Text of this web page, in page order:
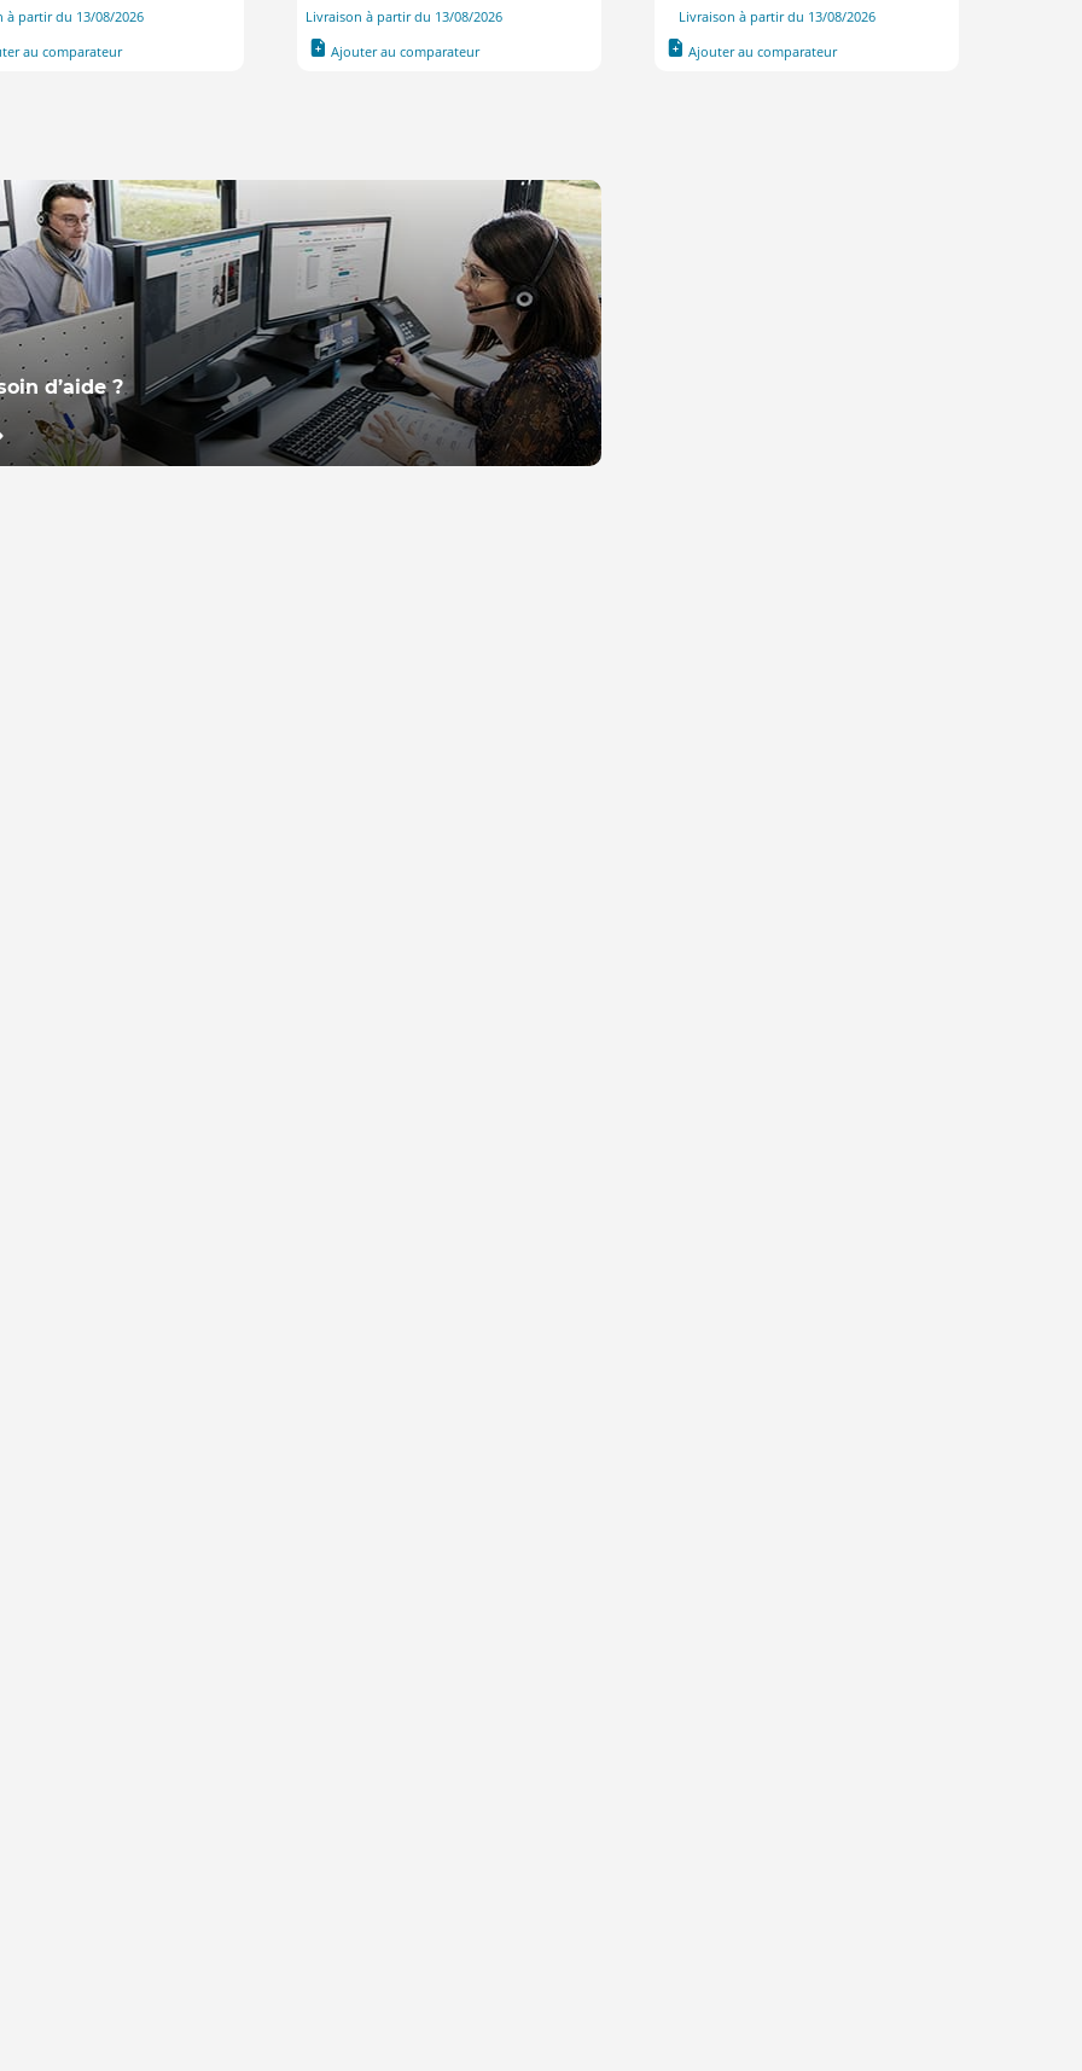
à partir du 13/08/2026
au comparateur
Livraison à partir du 13/08/2026
Ajouter au comparateur
Livraison à partir du 13/08/2026
Ajouter au comparateur
d’aide ?
équipe, basée en France,
à votre disposition pour
à vos questions